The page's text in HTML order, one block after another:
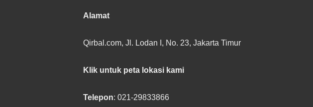
Alamat
Qirbal.com, Jl. Lodan I, No. 23, Jakarta Timur
Klik untuk peta lokasi kami
Telepon: 021-29833866